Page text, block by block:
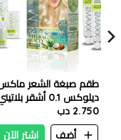
طقم صبغة الشعر
ديلوكس 0.1 أشقر بلاتيني
2.750 دب
أضف
اشتر الآن